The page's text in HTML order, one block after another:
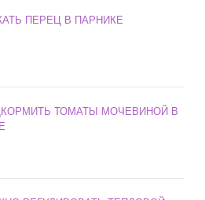
ПЕРЕЦ В ПАРНИКЕ
ТОМАТЫ МОЧЕВИНОЙ В